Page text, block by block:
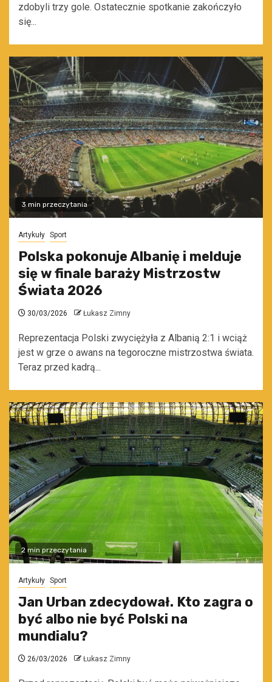
zdobyli trzy gole. Ostatecznie spotkanie zakończyło
się...
3 min przeczytania
Artykuły Sport
Polska pokonuje Albanię i melduje
się w finale baraży Mistrzostw
Świata 2026
30/03/2026 Łukasz Zimny
Reprezentacja Polski zwyciężyła z Albanią 2:1 i wciąż
jest w grze o awans na tegoroczne mistrzostwa świata.
Teraz przed kadrą...
2 min przeczytania
Artykuły Sport
Jan Urban zdecydował. Kto zagra o
być albo nie być Polski na
mundialu?
26/03/2026 Łukasz Zimny